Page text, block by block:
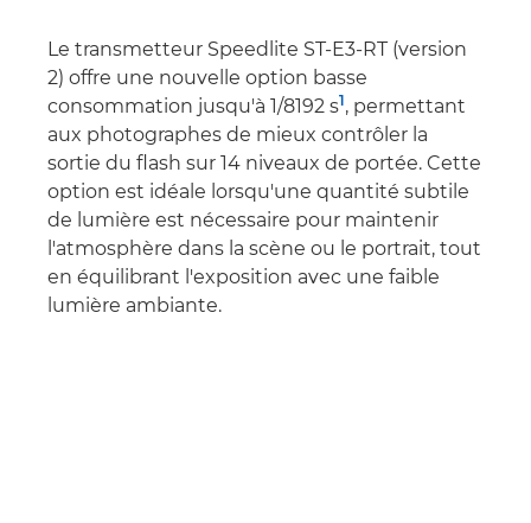
Le transmetteur Speedlite ST-E3-RT (version
2) offre une nouvelle option basse
consommation jusqu'à 1/8192 s1, permettant
aux photographes de mieux contrôler la
sortie du flash sur 14 niveaux de portée. Cette
option est idéale lorsqu'une quantité subtile
de lumière est nécessaire pour maintenir
l'atmosphère dans la scène ou le portrait, tout
en équilibrant l'exposition avec une faible
lumière ambiante.